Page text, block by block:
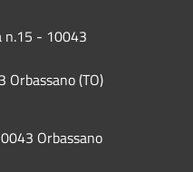
n.15 - 10043
(TO)
Orbassano